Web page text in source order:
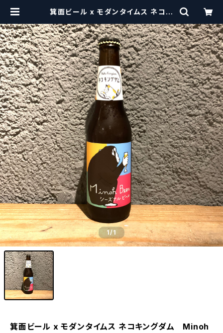
箕面ビール x モダンタイムス ネコキ
s Neko Kingdom【クラフトビール】
| craftbeerscissors
1/1
箕面ビール x モダンタイムス ネコキングダム Minoh